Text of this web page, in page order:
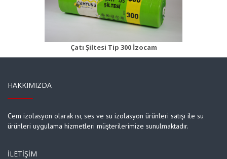
Çatı Şiltesi Tip 300 İzocam
Ürün Detayı
HAKKIMIZDA
Cem izolasyon olarak ısı, ses ve su izolasyon ürünleri satışı ile su
ürünleri uygulama hizmetleri müşterilerimize sunulmaktadır.
İLETIŞIM